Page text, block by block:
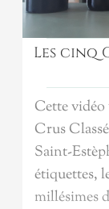
L’abus
santé, à
Les cinq
Cette vidéo
Crus
Saint-
étiquettes,
millésimes